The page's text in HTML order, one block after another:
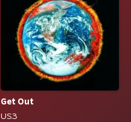
Get Out
US3